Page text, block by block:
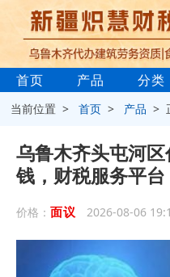
首页 产品 分类
当前位置 >首页 > 产品 >
乌鲁木齐头屯河
钱，财税服务平台
价格： 面议 2026-08-06